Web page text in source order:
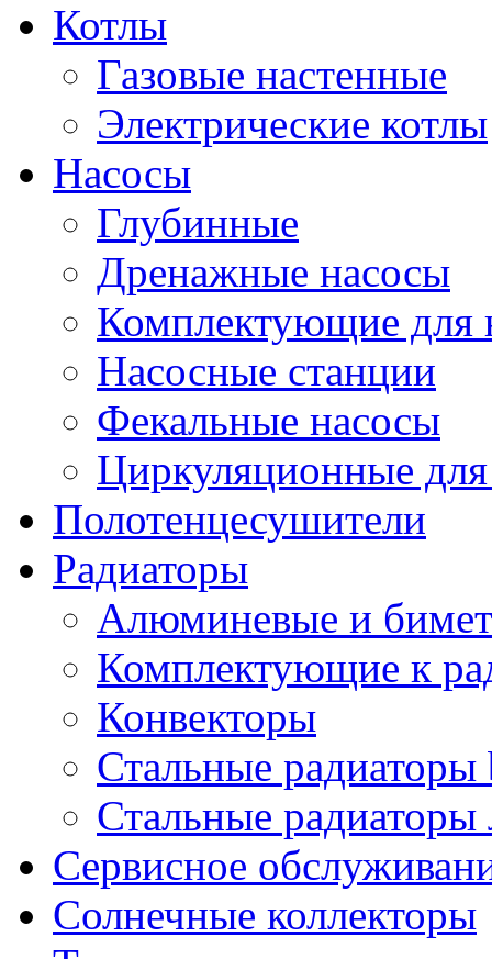
Котлы
Газовые настенные
Электрические котлы
Насосы
Глубинные
Дренажные насосы
Комплектующие для
Насосные станции
Фекальные насосы
Циркуляционные для
Полотенцесушители
Радиаторы
Алюминевые и
Комплектующие к
Конвекторы
Стальные радиаторы
Стальные радиаторы
Сервисное
Солнечные коллекторы